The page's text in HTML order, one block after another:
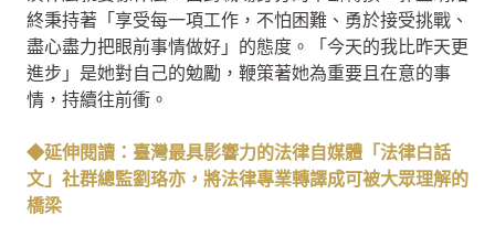
終秉持著「享受每一項工作，不怕困難、勇於接受挑戰、
盡心盡力把眼前事情做好」的態度。「今天的我比昨天更
進步」是她對自己的勉勵，鞭策著她為重要且在意的事
情，持續往前衝。
◆延伸閱讀：臺灣最具影響力的法律自媒體「法律白話
文」社群總監劉珞亦，將法律專業轉譯成可被大眾理解的
橋梁